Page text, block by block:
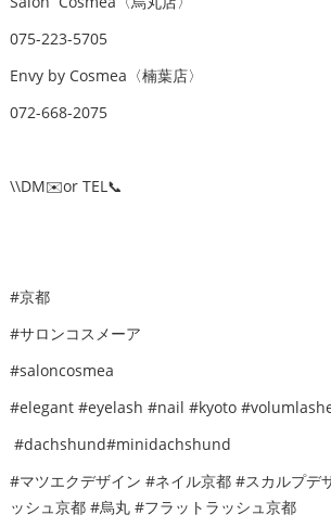
075-223-5705
Envy by Cosmea〈楠葉店〉
072-668-2075
\\DM✉️or TEL📞
#京都
#サロンコスメーア
#saloncosmea
#elegant #eyelash #nail #kyoto
#dachshund#minidachshund
#マツエクデザイン #ネイル京都 #スカルプデ
ッシュ京都 #烏丸 #フラットラッシュ京都